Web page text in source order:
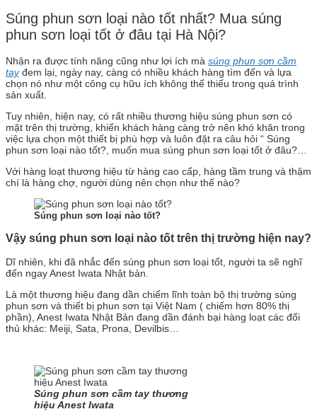
Súng phun sơn loại nào tốt nhất? Mua súng
phun sơn loại tốt ở đâu tại Hà Nội?
Nhận ra được tính năng cũng như lợi ích mà súng phun sơn cầm
tayđem lại, ngày nay, càng có nhiều khách hàng tìm đến và lựa
chọn nó như một công cụ hữu ích không thể thiếu trong quá trình
sản xuất.
Tuy nhiên, hiện nay, có rất nhiều thương hiệu súng phun sơn có
mặt trên thị trường, khiến khách hàng càng trở nên khó khăn trong
việc lựa chọn một thiết bị phù hợp và luôn đặt ra câu hỏi “ Súng
phun sơn loại nào tốt?, muốn mua súng phun sơn loại tốt ở đâu?…
Với hàng loạt thương hiệu từ hàng cao cấp, hàng tầm trung và thậm
chí là hàng chợ, người dùng nên chọn như thế nào?
Súng phun sơn loại nào tốt?
Vậy súng phun sơn loại nào tốt trên thị trường hiện nay?
Dĩ nhiên, khi đã nhắc đến súng phun sơn loại tốt, người ta sẽ nghĩ
đến ngay Anest Iwata Nhật bản.
Là một thương hiệu đang dần chiếm lĩnh toàn bộ thị trường súng
phun sơn và thiết bị phun sơn tại Việt Nam ( chiếm hơn 80% thị
phần), Anest Iwata Nhật Bản đang dần đánh bại hàng loạt các đối
thủ khác: Meiji, Sata, Prona, Devilbis…
Súng phun sơn cầm tay thương
hiệu Anest Iwata